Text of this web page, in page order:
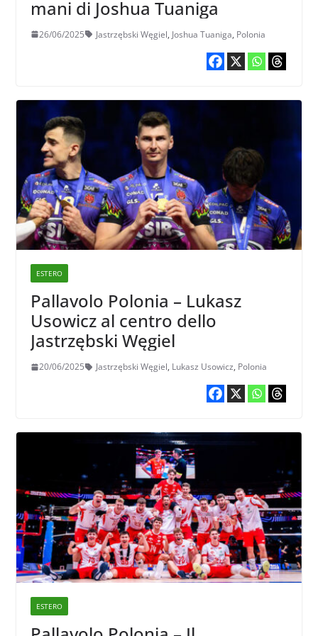
mani di Joshua Tuaniga
26/06/2025 Jastrzębski Węgiel, Joshua Tuaniga, Polonia
ESTERO
Pallavolo Polonia – Lukasz
Usowicz al centro dello
Jastrzębski Węgiel
20/06/2025 Jastrzębski Węgiel, Lukasz Usowicz, Polonia
ESTERO